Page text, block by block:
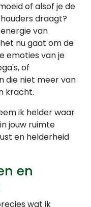
of alsof je de
draagt?
van
nu gaat om de
emoties van je
of
die niet meer van
kracht.
ik helder waar
jouw ruimte
en helderheid
en
wat ik